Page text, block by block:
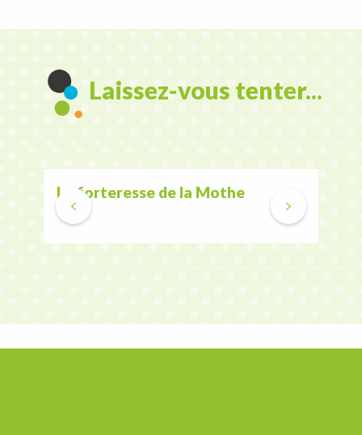
Laissez-vous tenter...
La forteresse de la Mothe